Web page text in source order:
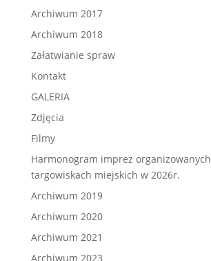
Archiwum 2017
Archiwum 2018
Załatwianie spraw
Kontakt
GALERIA
Zdjęcia
Filmy
Harmonogram imprez
targowiskach miejskich w 2026r.
Archiwum 2019
Archiwum 2020
Archiwum 2021
Archiwum 2023